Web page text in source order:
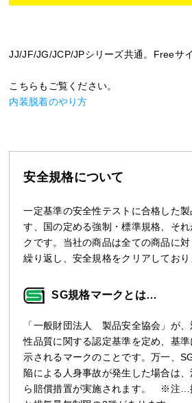
JJ/JF/JG/JCP/JPシリーズ共通。Freeサ
こちらもご覧ください。
内装脱着のやり方
安全規格について
一定基準の安全性テストに合格した
す、国の定める強制・標準規格、そ
クです。当社の商品は全ての商品に
繰り返し、安全規格をクリアしており
SG規格マークとは…
「一般財団法人 製品安全協会」が
性品質に関する認定基準を定め、基
示されるマークのことです。万一、
陥による人身事故が発生した場合は
ら賠償措置が実施されます。 ※注…